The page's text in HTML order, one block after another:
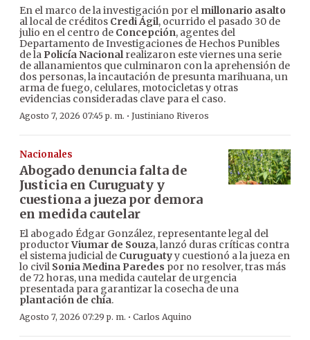
En el marco de la investigación por el millonario asalto
al local de créditos Credi Ágil, ocurrido el pasado 30 de
julio en el centro de Concepción, agentes del
Departamento de Investigaciones de Hechos Punibles
de la Policía Nacionalrealizaron este viernes una serie
de allanamientos que culminaron con la aprehensión de
dos personas, la incautación de presunta marihuana, un
arma de fuego, celulares, motocicletas y otras
evidencias consideradas clave para el caso.
Agosto 7, 2026 07:45 p. m. · Justiniano Riveros
Nacionales
Abogado denuncia falta de
Justicia en Curuguaty y
cuestiona a jueza por demora
en medida cautelar
El abogado Édgar González, representante legal del
productorViumar de Souza, lanzó duras críticas contra
el sistema judicial de Curuguatyy cuestionó a la jueza en
lo civil Sonia Medina Paredes por no resolver, tras más
de 72 horas, una medida cautelar de urgencia
presentada para garantizar la cosecha de una
plantación de chía.
Agosto 7, 2026 07:29 p. m. · Carlos Aquino